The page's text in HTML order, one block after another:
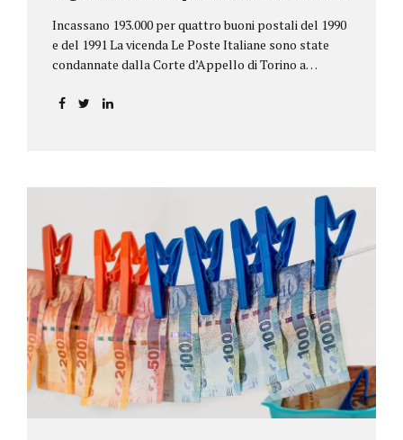
Incassano 193.000 per quattro buoni postali del 1990
e del 1991 La vicenda Le Poste Italiane sono state
condannate dalla Corte d’Appello di Torino a
per oltre 193.000,00 euro: la sentenza ribalta la
causa di una modifica dei rendimenti risalente al 1986,
precedente alla loro sottoscrizione, e di un timbro
che Poste aveva messo sopra la tabella, la quale
riportava un generico...